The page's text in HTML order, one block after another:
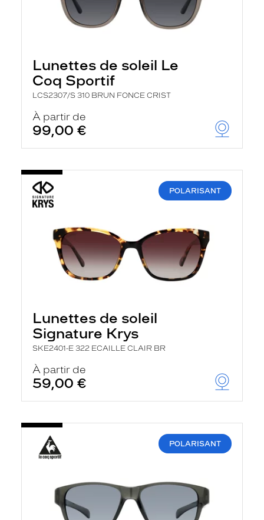
Lunettes de soleil Le
Coq Sportif
LCS2307/S 310 BRUN FONCE CRIST
À partir de
99,00 €
POLARISANT
Lunettes de soleil
Signature Krys
SKE2401-E 322 ECAILLE CLAIR BR
À partir de
59,00 €
POLARISANT